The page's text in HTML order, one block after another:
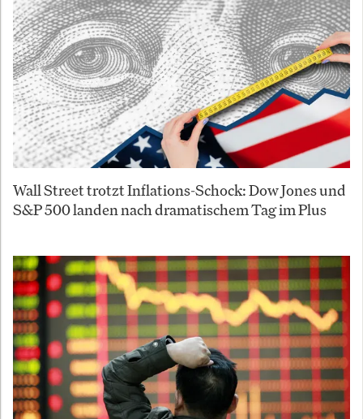
Wall Street trotzt Inflations-Schock: Dow Jones und
S&P 500 landen nach dramatischem Tag im Plus